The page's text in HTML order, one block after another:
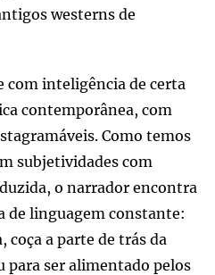
westerns de
com inteligência de certa
contemporânea, com
Como temos
subjetividades com
o narrador encontra
de linguagem constante:
coça a parte de trás da
para ser alimentado pelos